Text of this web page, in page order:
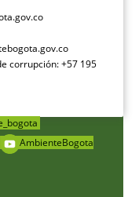
corrupción: +57 195
AmbienteBogota